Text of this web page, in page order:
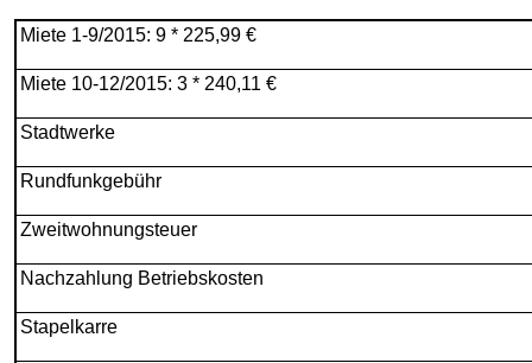
Miete 1-9/2015: 9 * 225,99 €
Miete 10-12/2015: 3 * 240,11 €
Stadtwerke
Rundfunkgebühr
Zweitwohnungsteuer
Nachzahlung Betriebskosten
Stapelkarre